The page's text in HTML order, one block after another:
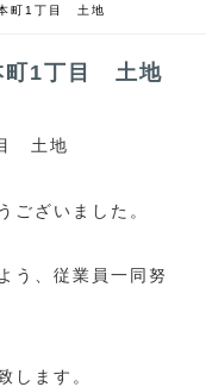
町1丁目 土地
町1丁目 土地
土地
ございました。
う、従業員一同努
します。